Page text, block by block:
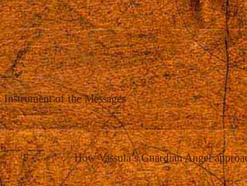
Instrument of the Messages
How Vassula’s Guardian Angel